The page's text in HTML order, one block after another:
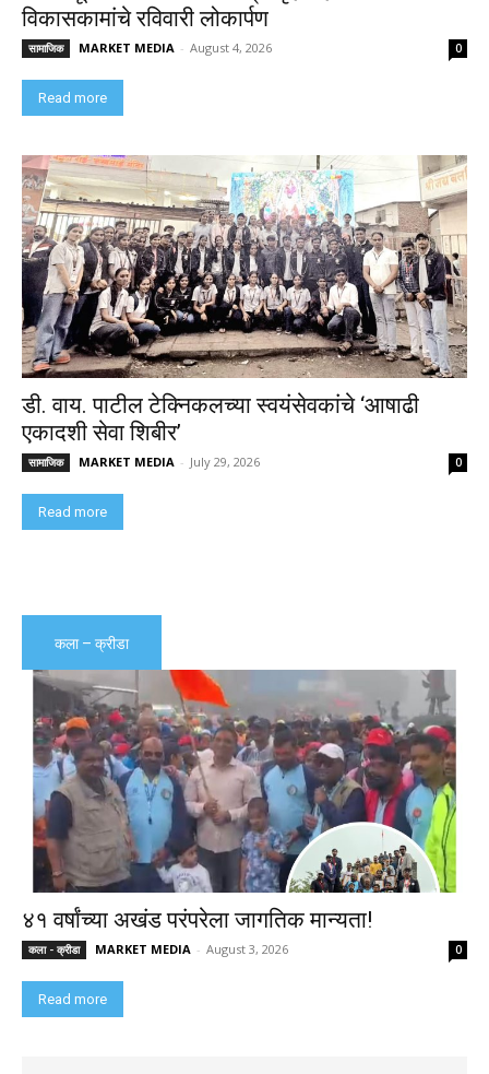
विकासकामांचे रविवारी लोकार्पण
सामाजिक MARKET MEDIA - August 4, 2026 0
Read more
डी. वाय. पाटील टेक्निकलच्या स्वयंसेवकांचे ‘आषाढी
एकादशी सेवा शिबीर’
सामाजिक MARKET MEDIA - July 29, 2026 0
Read more
कला – क्रीडा
४१ वर्षांच्या अखंड परंपरेला जागतिक मान्यता!
कला - क्रीडा MARKET MEDIA - August 3, 2026 0
Read more